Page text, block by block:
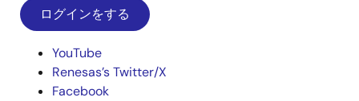
ログインをする
YouTube
Renesas’s Twitter/X
Facebook